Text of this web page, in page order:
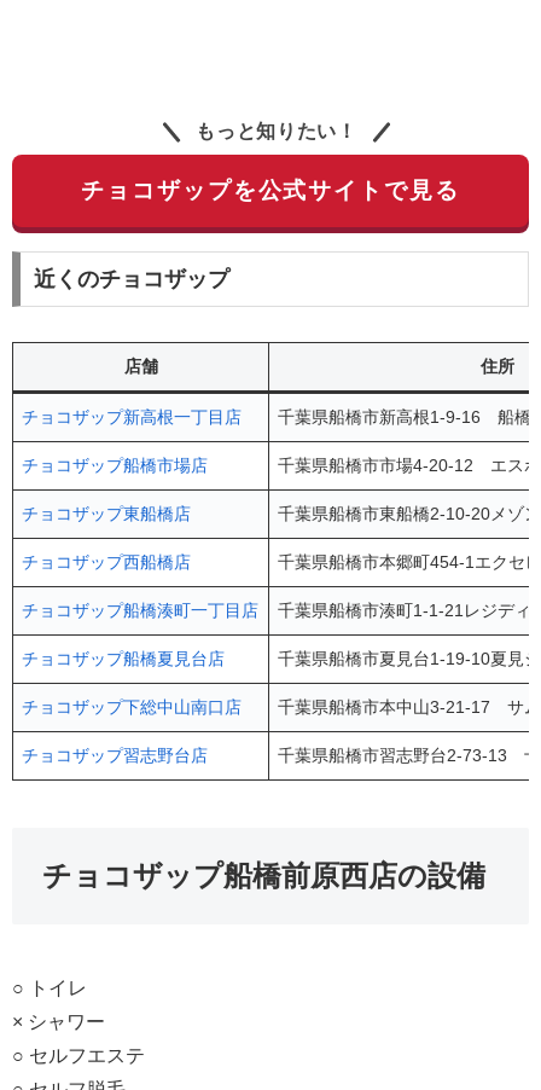
もっと知りたい！
チョコザップを公式サイトで見る
近くのチョコザップ
店舗 住所
チョコザップ新高根一丁目店 千葉県船橋市新高根1-9-16 船
チョコザップ船橋市場店 千葉県船橋市市場4-20-12 エス
チョコザップ東船橋店 千葉県船橋市東船橋2-10-20メゾ
チョコザップ西船橋店 千葉県船橋市本郷町454-1エクセ
チョコザップ船橋湊町一丁目店 千葉県船橋市湊町1-1-21レジデ
チョコザップ船橋夏見台店 千葉県船橋市夏見台1-19-10夏見
チョコザップ下総中山南口店 千葉県船橋市本中山3-21-17 サ
チョコザップ習志野台店 千葉県船橋市習志野台2-73-13
チョコザップ船橋前原西店の設備
○ トイレ
× シャワー
○ セルフエステ